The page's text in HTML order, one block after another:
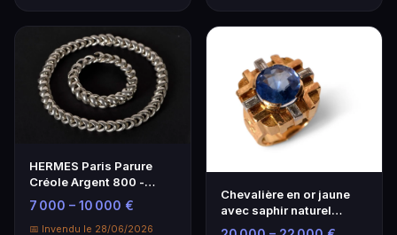
HERMES Paris Parure
Créole Argent 800 -
Collier et Bracelet
7 000 – 10 000 €
📅 Invendu le 28/06/2026
Chevalière en or jaune
avec saphir naturel
Ceylan 11 ct